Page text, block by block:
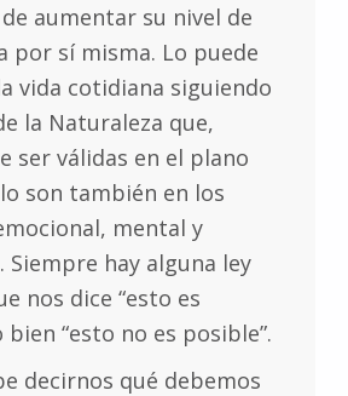
aumentar su nivel de
por sí misma. Lo puede
vida cotidiana siguiendo
la Naturaleza que,
ser válidas en el plano
son también en los
mental y
hay alguna ley
nos dice “esto es
bien “esto no es posible”.
decirnos qué debemos